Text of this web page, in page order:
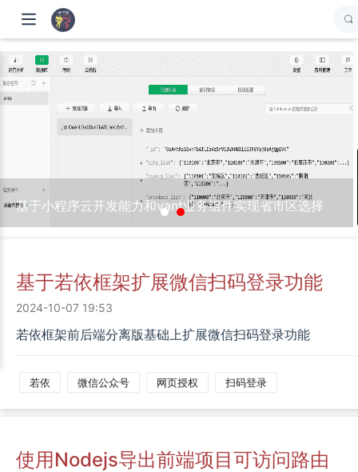
基于小程序云开发能力和vant业务组件实现省市区选择
基于若依框架扩展微信扫码登录功能
2024-10-07 19:53
若依框架前后端分离版基础上扩展微信扫码登录功能
若依 微信公众号 网页授权 扫码登录
使用nodejs导出前端项目可访问路由